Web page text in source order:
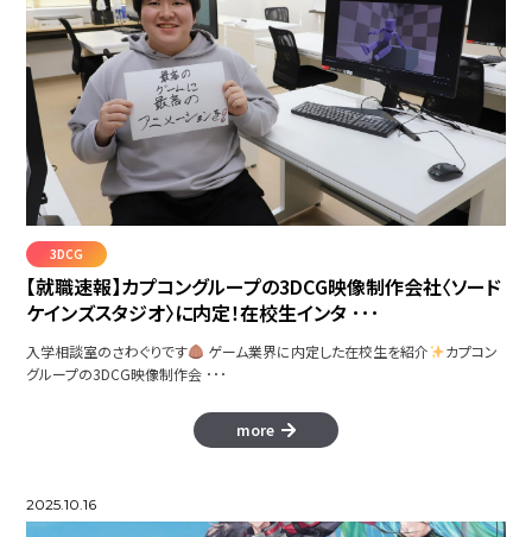
PRISMFLASH
SHAPE LINE
3DCG
【就職速報】カプコングループの3DCG映像制作会社〈ソード
ケインズスタジオ〉に内定！在校生インタ ･･･
入学相談室のさわぐりです ゲーム業界に内定した在校生を紹介
カプコン
グループの3DCG映像制作会 ･･･
more
2025.10.16